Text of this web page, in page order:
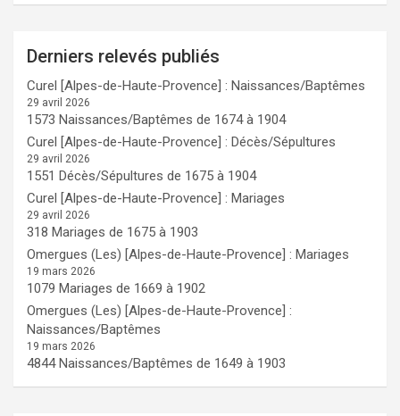
Derniers relevés publiés
Curel [Alpes-de-Haute-Provence] : Naissances/Baptêmes
29 avril 2026
1573 Naissances/Baptêmes de 1674 à 1904
Curel [Alpes-de-Haute-Provence] : Décès/Sépultures
29 avril 2026
1551 Décès/Sépultures de 1675 à 1904
Curel [Alpes-de-Haute-Provence] : Mariages
29 avril 2026
318 Mariages de 1675 à 1903
Omergues (Les) [Alpes-de-Haute-Provence] : Mariages
19 mars 2026
1079 Mariages de 1669 à 1902
Omergues (Les) [Alpes-de-Haute-Provence] :
Naissances/Baptêmes
19 mars 2026
4844 Naissances/Baptêmes de 1649 à 1903